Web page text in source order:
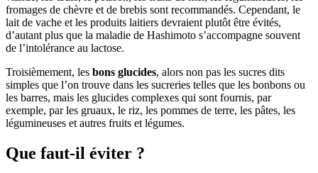
fromages de chèvre et de brebis sont recommandés. Cependant, le
lait de vache et les produits laitiers devraient plutôt être évités,
d’autant plus que la maladie de Hashimoto s’accompagne souvent
de l’intolérance au lactose.
Troisièmement, les bons glucides, alors non pas les sucres dits
simples que l’on trouve dans les sucreries telles que les bonbons ou
les barres, mais les glucides complexes qui sont fournis, par
exemple, par les gruaux, le riz, les pommes de terre, les pâtes, les
légumineuses et autres fruits et légumes.
Que faut-il éviter ?